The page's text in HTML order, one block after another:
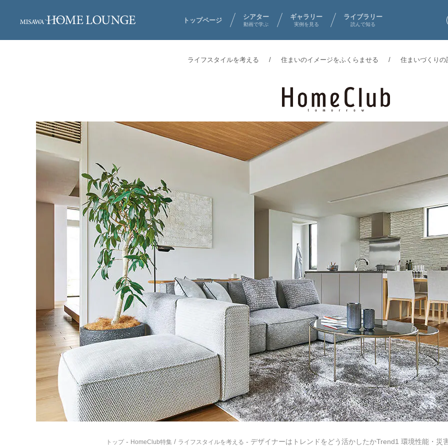
トップページ シアター
動画で学ぶ
ギャラリー
実例を見る
ライブラリー
読んで知る
ライフスタイルを考える 住まいのイメージをふくらませる 住まいづくりの
トップ - HomeClub特集 / ライフスタイルを考える - デザイナーはトレンドをどう活かしたかTrend1 環境性能・災